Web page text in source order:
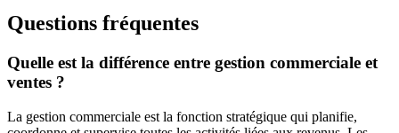
Questions fréquentes
Quelle est la différence entre gestion commerciale et
ventes ?
La gestion commerciale est la fonction stratégique qui planifie,